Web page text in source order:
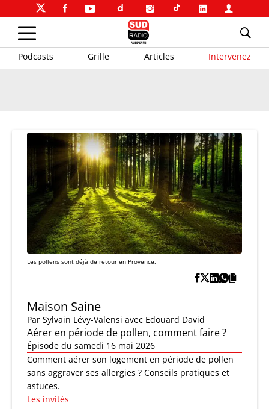
Podcasts Grille Articles Intervenez
Les pollens sont déjà de retour en Provence.
Maison Saine
Par Sylvain Lévy-Valensi avec Edouard David
Aérer en période de pollen, comment faire ?
Épisode du samedi 16 mai 2026
Comment aérer son logement en période de pollen
sans aggraver ses allergies ? Conseils pratiques et
astuces.
Les invités